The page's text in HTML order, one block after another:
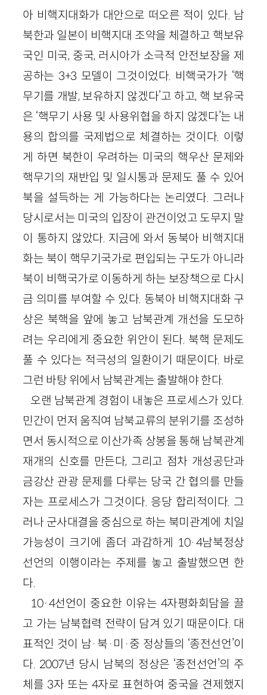
아 비핵지대화가 대안으로 떠오른 적이 있다. 남
북한과 일본이 비핵지대 조약을 체결하고 핵보유
국인 미국, 중국, 러시아가 소극적 안전보장을 제
공하는 3+3 모델이 그것이었다. 비핵국가가 ‘핵
무기를 개발, 보유하지 않겠다’고 하고, 핵 보유국
은 ‘핵무기 사용 및 사용위협을 하지 않겠다’는 내
용의 합의를 국제법으로 체결하는 것이다. 이렇
게 하면 북한이 우려하는 미국의 핵우산 문제와
핵무기의 재반입 및 일시통과 문제도 풀 수 있어
북을 설득하는 게 가능하다는 논리였다. 그러나
당시로서는 미국의 입장이 관건이었고 도무지 말
이 통하지 않았다. 지금에 와서 동북아 비핵지대
화는 북이 핵무기국가로 편입되는 구도가 아니라
북이 비핵국가로 이동하게 하는 보장책으로 다시
금 의미를 부여할 수 있다. 동북아 비핵지대화 구
상은 북핵을 앞에 놓고 남북관계 개선을 도모하
려는 우리에게 중요한 위안이 된다. 북핵 문제도
풀 수 있다는 적극성의 일환이기 때문이다. 바로
그런 바탕 위에서 남북관계는 출발해야 한다.
오랜 남북관계 경험이 내놓은 프로세스가 있다.
민간이 먼저 움직여 남북교류의 분위기를 조성하
면서 동시적으로 이산가족 상봉을 통해 남북관계
재개의 신호를 만든다, 그리고 점차 개성공단과
금강산 관광 문제를 다루는 당국 간 협의를 만들
자는 프로세스가 그것이다. 응당 합리적이다. 그
러나 군사대결을 중심으로 하는 북미관계에 치일
가능성이 크기에 좀더 과감하게 10·4남북정상
선언의 이행이라는 주제를 놓고 출발했으면 한
다.
10·4선언이 중요한 이유는 4자평화회담을 끌
고 가는 남북협력 전략이 담겨 있기 때문이다. 대
표적인 것이 남·북·미·중 정상들의 ‘종전선언’이
다. 2007년 당시 남북의 정상은 ‘종전선언’의 주
체를 3자 또는 4자로 표현하여 중국을 견제했지